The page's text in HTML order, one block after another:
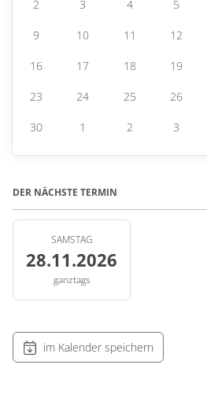
2 3 4 5
9 10 11 12
16 17 18 19
23 24 25 26
30 1 2 3
DER NÄCHSTE TERMIN
SAMSTAG
28.11.2026
ganztags
im Kalender speichern